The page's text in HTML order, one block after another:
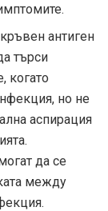
антиген
търси
когато
но не
аспирация
да се
между